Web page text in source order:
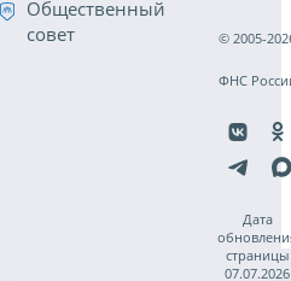
Общественный
совет
© 2005-
ФНС
Дата
страницы
07.07.2026